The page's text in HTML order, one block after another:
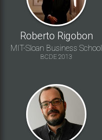
Roberto Rigobon
MIT-Sloan Business School
BCDE 2013